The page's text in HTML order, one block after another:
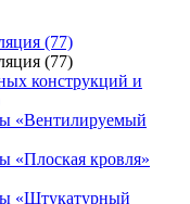
(77)
(77)
конструкций и
«Вентилируемый
«Плоская кровля»
«Штукатурный